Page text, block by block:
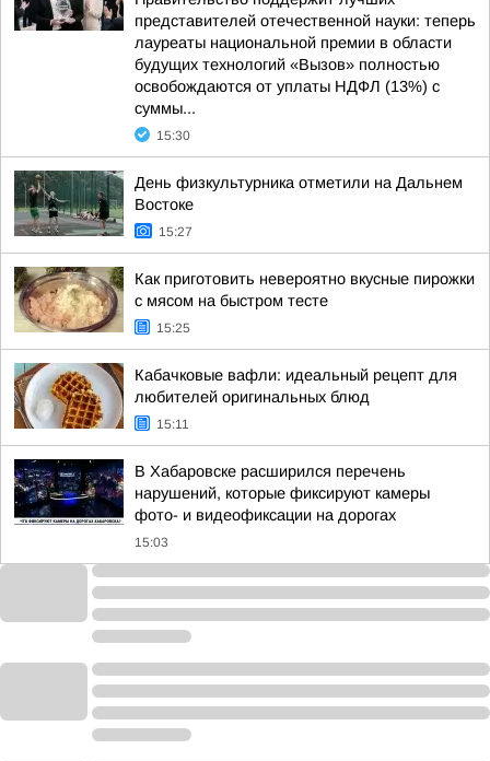
представителей отечественной науки: теперь
лауреаты национальной премии в области
будущих технологий «Вызов» полностью
освобождаются от уплаты НДФЛ (13%) с
суммы...
15:30
День физкультурника отметили на Дальнем
Востоке
15:27
Как приготовить невероятно вкусные пирожки
с мясом на быстром тесте
15:25
Кабачковые вафли: идеальный рецепт для
любителей оригинальных блюд
15:11
В Хабаровске расширился перечень
нарушений, которые фиксируют камеры
фото- и видеофиксации на дорогах
15:03